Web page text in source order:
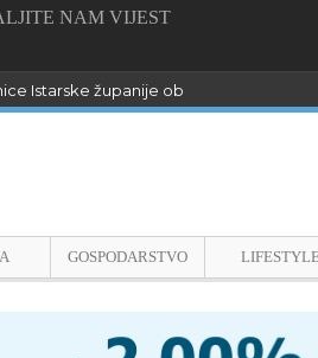
NAM VIJEST
Istarske županije obilježili Dan
GOSPODARSTVO